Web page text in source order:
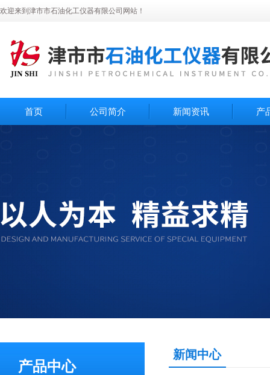
欢迎来到津市市石油化工仪器有限公司网站！
首页 公司简介 新闻资讯 产
产品中心
新闻中心